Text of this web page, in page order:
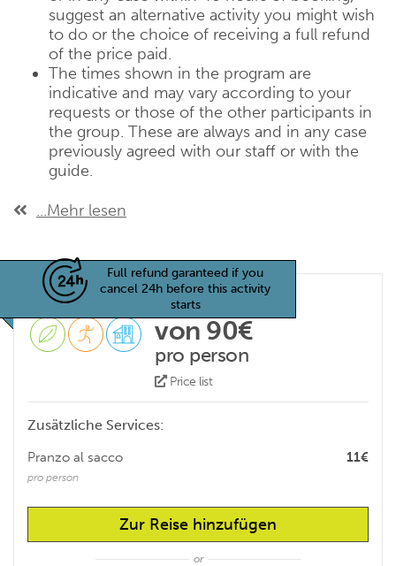
suggest an alternative activity you might wish
to do or the choice of receiving a full refund
of the price paid.
The times shown in the program are
indicative and may vary according to your
requests or those of the other participants in
the group. These are always and in any case
previously agreed with our staff or with the
guide.
...Mehr lesen
Full refund garanteed if you
cancel 24h before this activity
starts
von 90€
pro person
Price list
Zusätzliche Services:
11€
Pranzo al sacco
pro person
Zur Reise hinzufügen
or